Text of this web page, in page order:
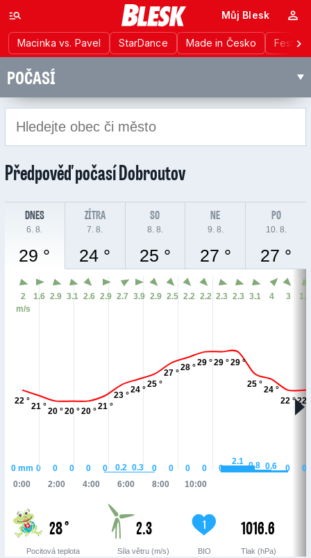
Macinka vs. Pavel StarDance Made in Česko
Můj Blesk
POČASÍ
Předpověď počasíDobroutov
DNES
6. 8.
29 °
ZÍTRA
7. 8.
24 °
SO
8. 8.
25 °
NE
9. 8.
27 °
PO
10. 8.
27 °
22 °
21 °
20 °20 °20 °
21 °
23 °
24 °
25 °
27 °
28 °
29 °29 °29 °
25 °
24 °
22 °22
0:00 2:00 4:00 6:00 8:00 10:00
0mm 0 0 0 0 0 0.2 0.3 0 0 0 0 0
2.1 0.8 0.6 0 0
2
m/s
1.6 2.9 3.1 2.6 2.9 2.7 3.9 2.9 2.5 2.2 2.2 2.3 2.3 3.1 4 3 1.5
28 °
Pocitová teplota
2.3
Síla větru (m/s)
1
BIO
1016.6
Tlak (hPa)